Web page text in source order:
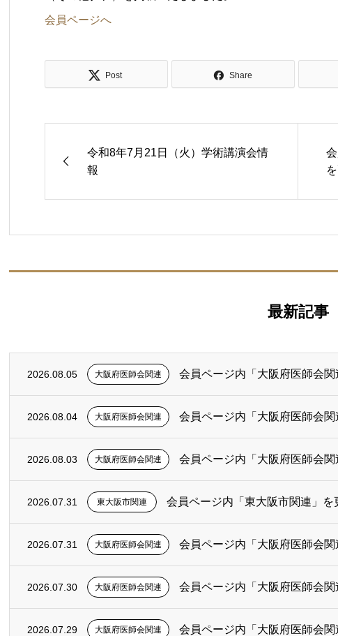
会員ページへ
Post Share
令和8年7月21日（火）学術講演会情
報
最新記事
2026.08.05 大阪府医師会関連 会員ページ内「大阪府医師会関
2026.08.04 大阪府医師会関連 会員ページ内「大阪府医師会関
2026.08.03 大阪府医師会関連 会員ページ内「大阪府医師会関
2026.07.31 東大阪市関連 会員ページ内「東大阪市関連」を
2026.07.31 大阪府医師会関連 会員ページ内「大阪府医師会関
2026.07.30 大阪府医師会関連 会員ページ内「大阪府医師会関
2026.07.29 大阪府医師会関連 会員ページ内「大阪府医師会関